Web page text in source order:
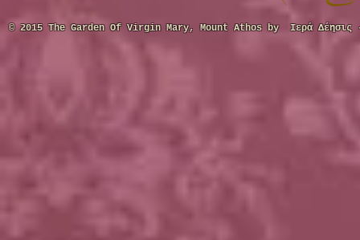
© 2015 The Garden Of Virgin Mary, Mount Athos by Ιερά